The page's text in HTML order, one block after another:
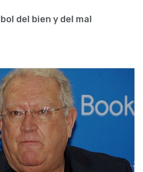
del bien y del mal